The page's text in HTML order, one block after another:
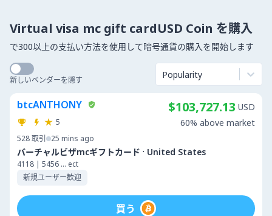
Virtual visa mc gift cardUSD Coin を購入
で300以上の支払い方法を使用して暗号通貨の購入を開始します
新しいベンダーを隠す Popularity
btcANTHONY
5
528取引 25 mins ago
バーチャルビザmcギフトカード · United States
4118 | 5456 ... ect
新規ユーザー歓迎
$103,727.13 USD
60% above market
買う